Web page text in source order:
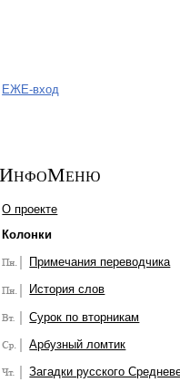
ЕЖЕ-вход
ИнфоМеню
О проекте
Колонки
Примечания переводчика
История слов
Сурок по вторникам
Арбузный ломтик
Загадки русского